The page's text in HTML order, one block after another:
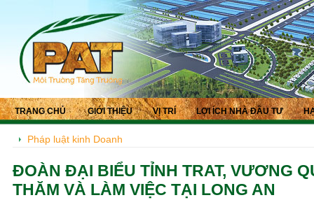
TRANG CHỦ GIỚI THIỆU VỊ TRÍ LỢI ÍCH NHÀ ĐẦU TƯ
Pháp luật kinh Doanh
ĐOÀN ĐẠI BIỂU TỈNH TRAT, VƯƠNG
THĂM VÀ LÀM VIỆC TẠI LONG AN